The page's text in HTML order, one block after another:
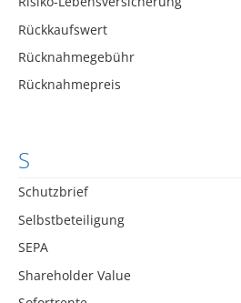
Rückkaufswert
Rücknahmegebühr
Rücknahmepreis
S
Schutzbrief
Selbstbeteiligung
SEPA
Shareholder Value